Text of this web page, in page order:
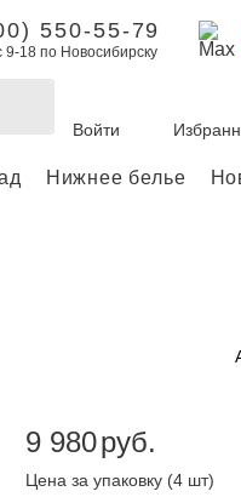
550-55-79
9-18 по Новосибирску
Войти
Нижнее белье
9 980руб.
Цена за упаковку (4 шт)